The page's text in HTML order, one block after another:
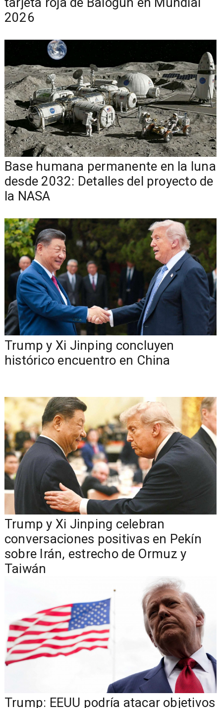
2026
Base humana permanente en la luna
desde 2032: Detalles del proyecto de
la NASA
Trump y Xi Jinping concluyen
histórico encuentro en China
Trump y Xi Jinping celebran
conversaciones positivas en Pekín
sobre Irán, estrecho de Ormuz y
Taiwán
Trump: EEUU podría atacar objetivos